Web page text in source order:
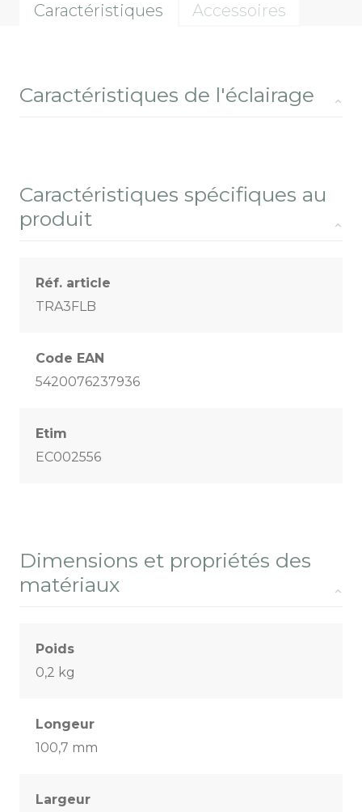
Caractéristiques Accessoires
Caractéristiques de l'éclairage
Caractéristiques spécifiques au
produit
Réf. article
TRA3FLB
Code EAN
5420076237936
Etim
EC002556
Dimensions et propriétés des
matériaux
Poids
0,2 kg
Longeur
100,7 mm
Largeur